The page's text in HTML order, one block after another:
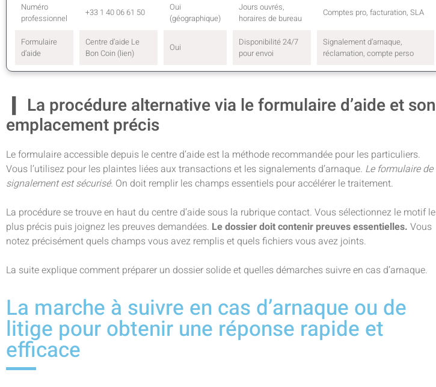
Numéro
professionnel
+33 1 40 06 61 50
Oui
(géographique)
Jours ouvrés,
horaires de bureau
Comptes pro, facturation, SLA
Formulaire
d’aide
Centre d’aide Le
Bon Coin (lien)
Oui
Disponibilité 24/7
pour envoi
Signalement d’arnaque,
réclamation, compte perso
La procédure alternative via le formulaire d’aide et son
emplacement précis
Le formulaire accessible depuis le centre d’aide est la méthode recommandée pour les particuliers.
Vous l’utilisez pour les plaintes liées aux transactions et les signalements d’arnaque. Le formulaire de
signalement est sécurisé. On doit remplir les champs essentiels pour accélérer le traitement.
La procédure se trouve en haut du centre d’aide sous la rubrique contact. Vous sélectionnez le motif le
plus précis puis joignez les preuves demandées. Le dossier doit contenir preuves essentielles. Vous
notez précisément quels champs vous avez remplis et quels fichiers vous avez joints.
La suite explique comment préparer un dossier solide et quelles démarches suivre en cas d’arnaque.
La marche à suivre en cas d’arnaque ou de
litige pour obtenir une réponse rapide et
efficace